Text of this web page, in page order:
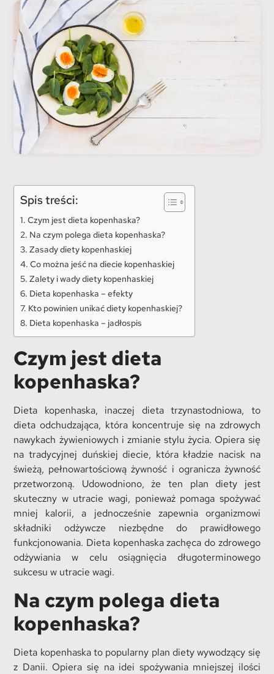
Spis treści:
Czym jest dieta kopenhaska?
Na czym polega dieta kopenhaska?
Zasady diety kopenhaskiej
Co można jeść na diecie kopenhaskiej
Zalety i wady diety kopenhaskiej
Dieta kopenhaska – efekty
Kto powinien unikać diety kopenhaskiej?
Dieta kopenhaska – jadłospis
Czym jest dieta
kopenhaska?
Dieta kopenhaska, inaczej dieta trzynastodniowa, to
dieta odchudzająca, która koncentruje się na zdrowych
nawykach żywieniowych i zmianie stylu życia. Opiera się
na tradycyjnej duńskiej diecie, która kładzie nacisk na
świeżą, pełnowartościową żywność i ogranicza żywność
przetworzoną. Udowodniono, że ten plan diety jest
skuteczny w utracie wagi, ponieważ pomaga spożywać
mniej kalorii, a jednocześnie zapewnia organizmowi
składniki odżywcze niezbędne do prawidłowego
funkcjonowania. Dieta kopenhaska zachęca do zdrowego
odżywiania w celu osiągnięcia długoterminowego
sukcesu w utracie wagi.
Na czym polega dieta
kopenhaska?
Dieta kopenhaska to popularny plan diety wywodzący się
z Danii. Opiera się na idei spożywania mniejszej ilości